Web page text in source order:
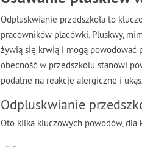
Odpluskwianie przedszkola to
pracowników placówki. Pluskwy,
żywią się krwią i mogą powodować
obecność w przedszkolu stanowi
podatne na reakcje alergiczne i
Odpluskwianie
Oto kilka kluczowych powodów,